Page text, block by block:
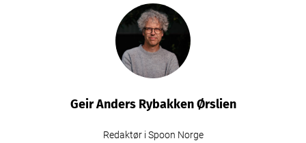
Geir Anders Rybakken Ørslien
Redaktør i Spoon Norge